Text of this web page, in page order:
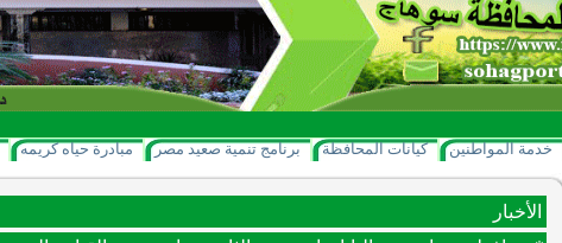
خدمة المواطنين كيانات المحافظة برنامج تنمية صعيد مصر مبادرة حياه كريمه
الأخبار